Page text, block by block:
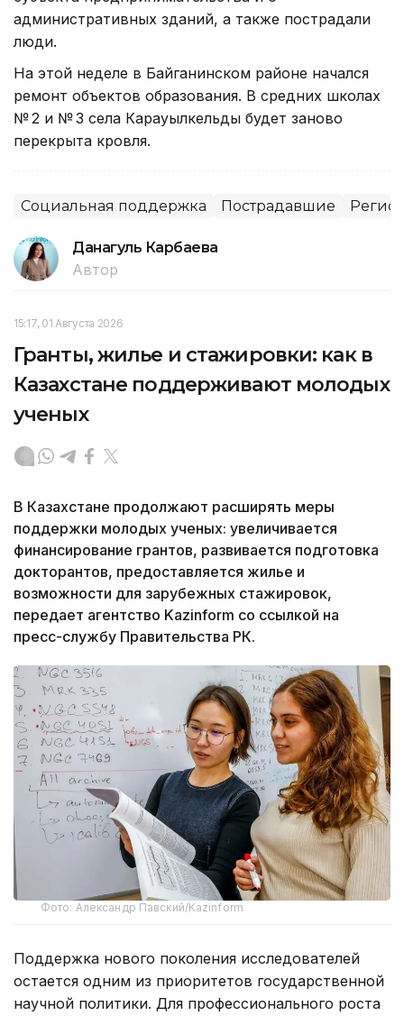
административных зданий, а также пострадали
люди.
На этой неделе в Байганинском районе начался
ремонт объектов образования. В средних школах
№ 2 и № 3 села Карауылкельды будет заново
перекрыта кровля.
Социальная поддержка Пострадавшие
Данагуль Карбаева
Автор
15:17, 01 Августа 2026
Гранты, жилье и стажировки: как в
Казахстане поддерживают молодых
ученых
В Казахстане продолжают расширять меры
поддержки молодых ученых: увеличивается
финансирование грантов, развивается подготовка
докторантов, предоставляется жилье и
возможности для зарубежных стажировок,
передает агентство Kazinform со ссылкой на
пресс-службу Правительства РК.
Фото: Александр Павский/Kazinform
Поддержка нового поколения исследователей
остается одним из приоритетов государственной
научной политики. Для профессионального роста